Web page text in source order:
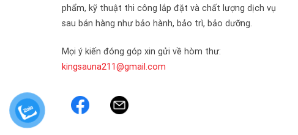
phẩm, kỹ thuật thi công lắp đặt và chất lượng dịch vụ
sau bán hàng như bảo hành, bảo trì, bảo dưỡng.
Mọi ý kiến đóng góp xin gửi về hòm thư:
kingsauna211@gmail.com